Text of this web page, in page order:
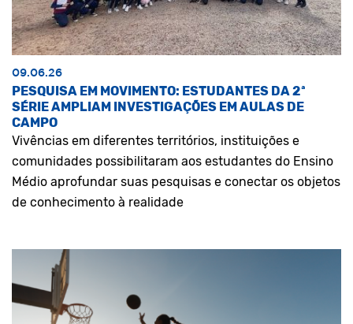
09.06.26
PESQUISA EM MOVIMENTO: ESTUDANTES DA 2ª
SÉRIE AMPLIAM INVESTIGAÇÕES EM AULAS DE
CAMPO
Vivências em diferentes territórios, instituições e
comunidades possibilitaram aos estudantes do Ensino
Médio aprofundar suas pesquisas e conectar os objetos
de conhecimento à realidade